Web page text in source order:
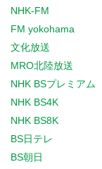
NHK-FM
FM yokohama
文化放送
MRO北陸放送
NHK BSプレミアム
NHK BS4K
NHK BS8K
BS日テレ
BS朝日